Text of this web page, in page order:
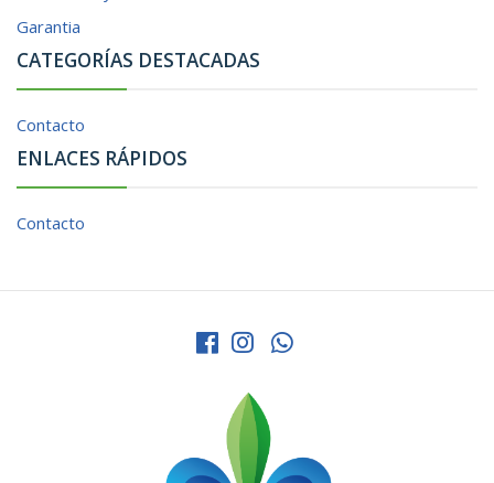
Garantia
CATEGORÍAS DESTACADAS
Contacto
ENLACES RÁPIDOS
Contacto